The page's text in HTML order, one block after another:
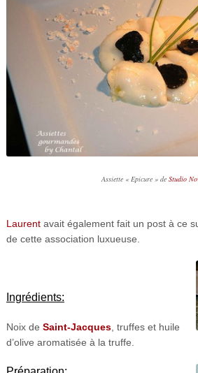
Assiette « Epicure » de Studio
Laurentavait également fait un post à ce
de cette association luxueuse.
Ingrédients:
Noix de Saint-Jacques, truffes et huile
d’olive aromatisée à la truffe.